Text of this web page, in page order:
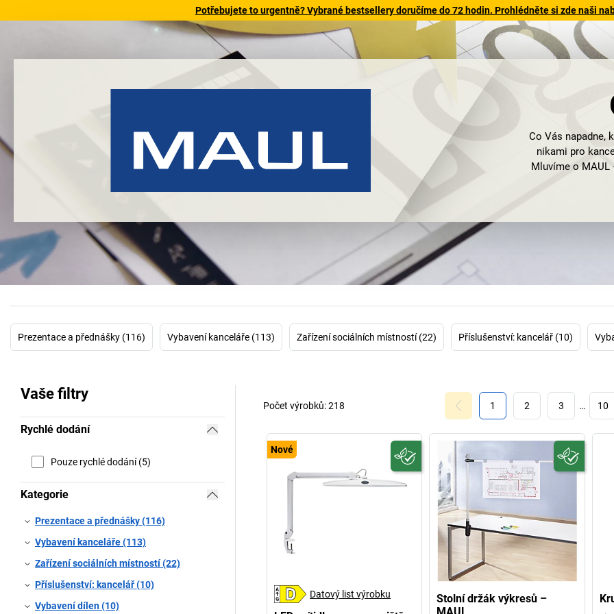
Potřebujete to urgentně? Vybrané bestsellery doručíme do 72 hodin. Prohlédněte si zde naši
Co Vás napadne,
nikami pro
Mluvíme o
Vašeho
tvarů a linií.
Motto MAUL
flipchart,
která firma
vozíku
pohromadě
Prohlédněte si
přes
Prezentace a přednášky (116) Vybavení kanceláře (113) Zařízení sociálních místností (22) Příslušenství: kancelář (10)
Vaše filtry
Rychlé dodání
Pouze rychlé dodání (5)
Kategorie
Prezentace a přednášky (116)
Vybavení kanceláře (113)
Zařízení sociálních místností (22)
Příslušenství: kancelář (10)
Vybavení dílen (10)
1 2 3 … 10
Počet výrobků:218
Nové
Datový list výrobku
Stolní držák výkresů –
MAUL